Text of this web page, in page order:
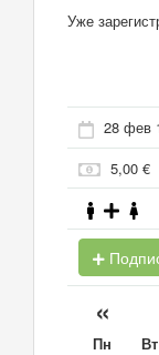
Уже
28 фев
5,00 €
«
Пн Вт